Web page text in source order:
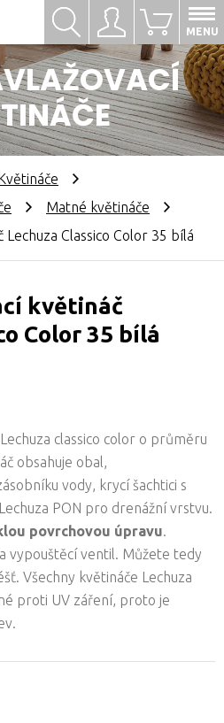
Přihlásit se
0
MENU
Hledat
Matné květináče
Lechuza Classico Color 35 bílá
květináč
Color 35 bílá
classico color o průměru
obsahuje obal,
vody, krycí šachtici s
PON pro drenážní vrstvu.
povrchovou úpravu.
vypouštěcí ventil. Můžete tedy
Všechny květináče Lechuza
proti UV záření, proto je